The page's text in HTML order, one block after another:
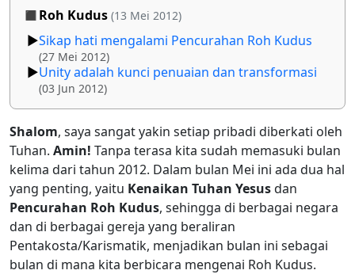
Roh Kudus (13 Mei 2012)
Sikap hati mengalami Pencurahan Roh Kudus
(27 Mei 2012)
Unity adalah kunci penuaian dan transformasi
(03 Jun 2012)
Shalom, saya sangat yakin setiap pribadi diberkati oleh
Tuhan. Amin! Tanpa terasa kita sudah memasuki bulan
kelima dari tahun 2012. Dalam bulan Mei ini ada dua hal
yang penting, yaitu Kenaikan Tuhan Yesusdan
Pencurahan Roh Kudus, sehingga di berbagai negara
dan di berbagai gereja yang beraliran
Pentakosta/Karismatik, menjadikan bulan ini sebagai
bulan di mana kita berbicara mengenai Roh Kudus.